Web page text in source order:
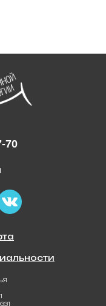
70